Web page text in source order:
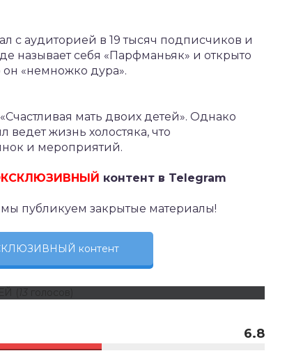
с аудиторией в 19 тысяч подписчиков и
называет себя «Парфманьяк» и открыто
он «немножко дура».
мать двоих детей». Однако
ведет жизнь холостяка, что
и мероприятий.
контент в Telegram
публикуем закрытые материалы!
контент
6.8